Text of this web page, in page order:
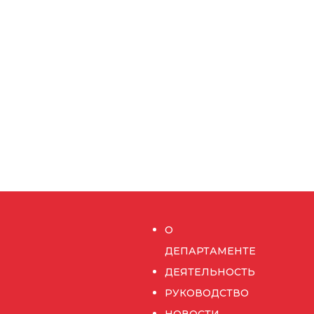
О
ДЕПАРТАМЕНТЕ
ДЕЯТЕЛЬНОСТЬ
РУКОВОДСТВО